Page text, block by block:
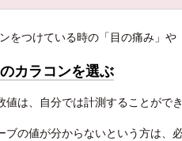
をつけている時の「目の痛み」や
カラコンを選ぶ
は、自分では計測することができ
ブの値が分からないという方は、